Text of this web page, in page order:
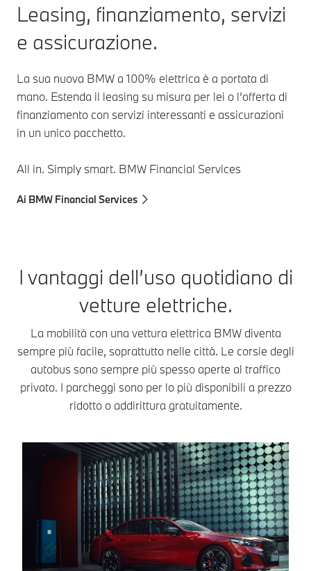
Leasing, finanziamento, servizi
e assicurazione.
La sua nuova BMW a 100% elettrica è a portata di
mano. Estenda il leasing su misura per lei o l’offerta di
finanziamento con servizi interessanti e assicurazioni
in un unico pacchetto.
All in. Simply smart. BMW Financial Services
Ai BMW Financial Services
I vantaggi dell’uso quotidiano di
vetture elettriche.
La mobilità con una vettura elettrica BMW diventa
sempre più facile, soprattutto nelle città. Le corsie degli
autobus sono sempre più spesso aperte al traffico
privato. I parcheggi sono per lo più disponibili a prezzo
ridotto o addirittura gratuitamente.